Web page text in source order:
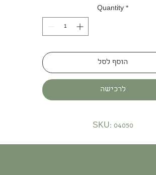
Quantity *
הוסף לסל
לרכישה
SKU: 04050